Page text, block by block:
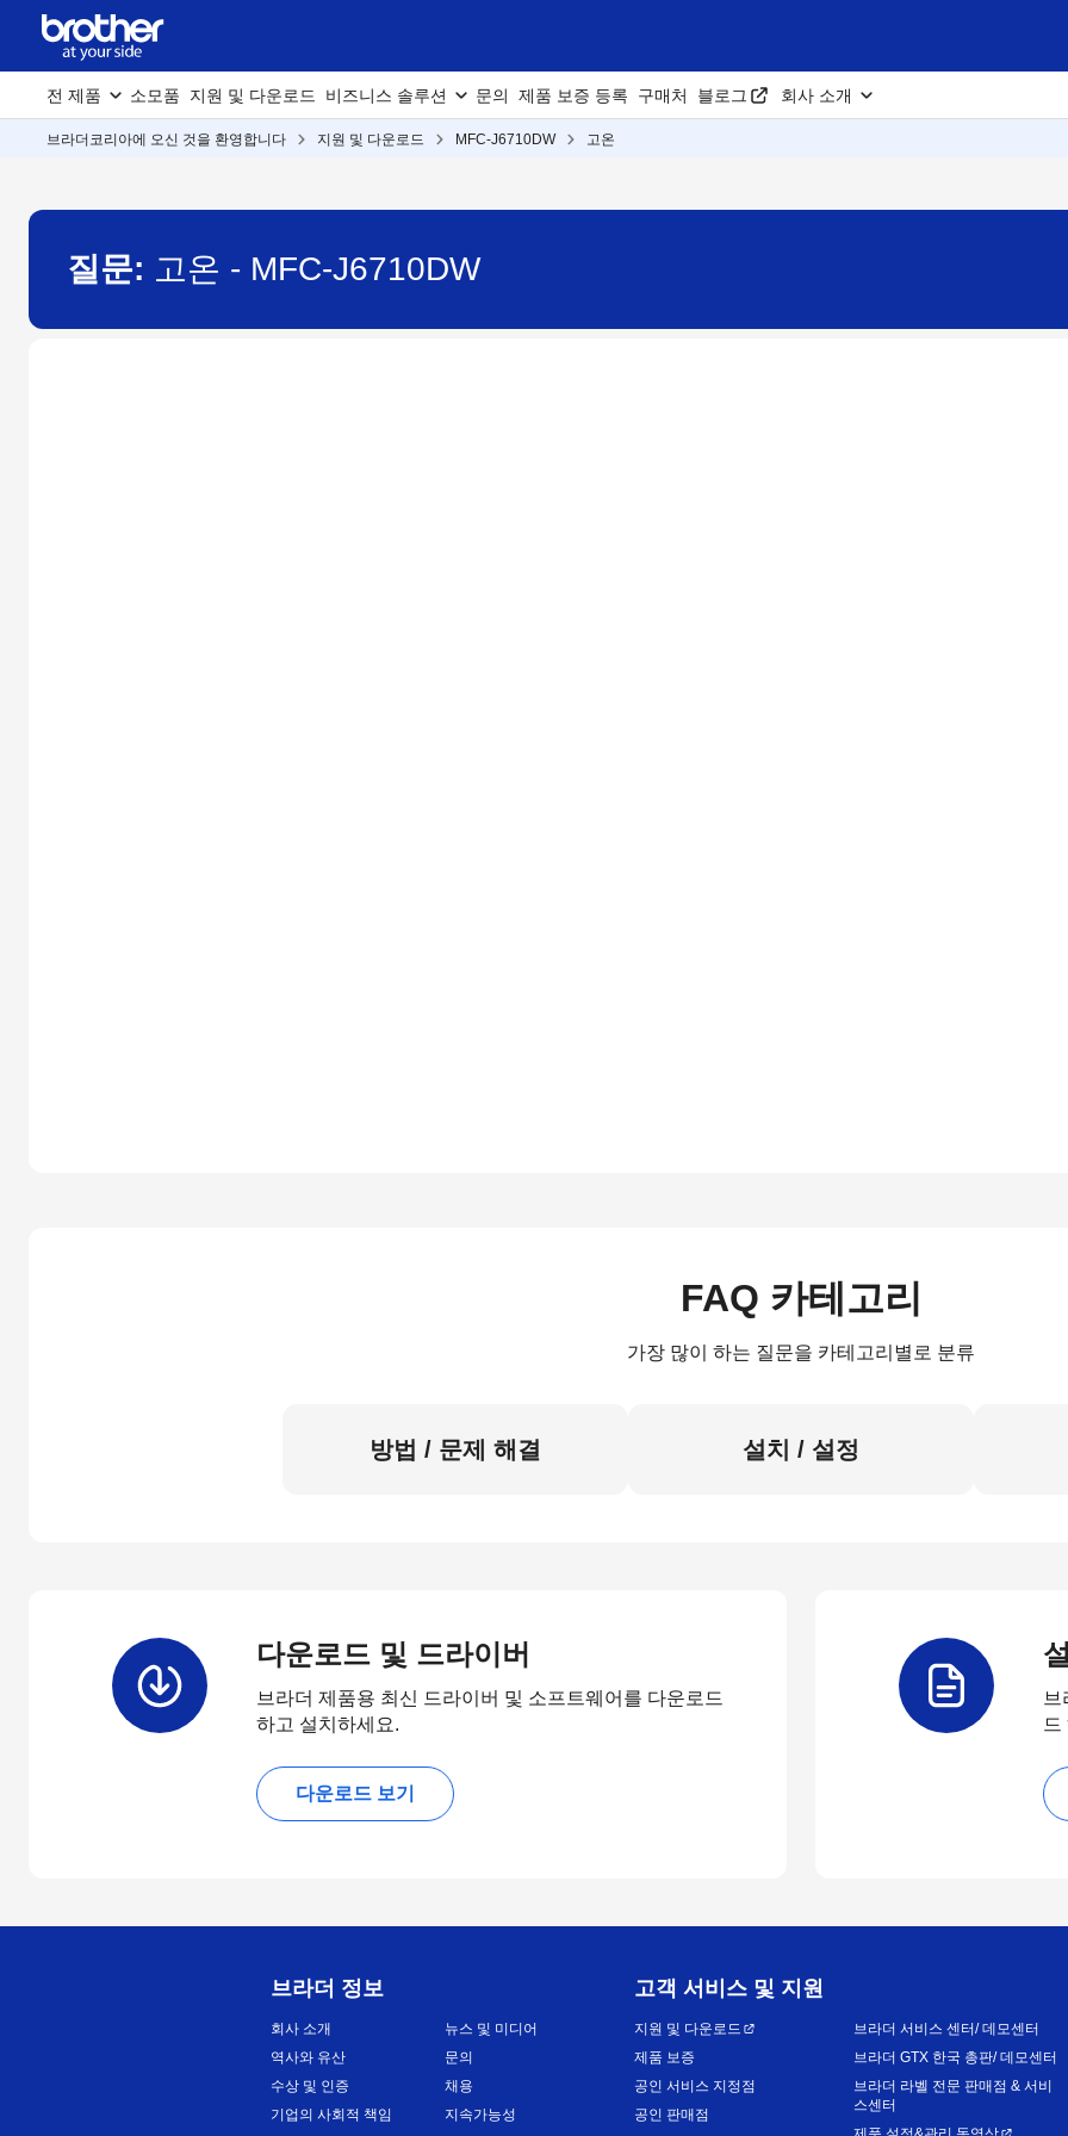
전 제품 소모품 지원 및 다운로드 비즈니스 솔루션 문의 제품 보증 등록 구매처 블로그 회사 소개
브라더코리아에 오신 것을 환영합니다 지원 및 다운로드 MFC-J6710DW 고온
질문: 고온 - MFC-J6710DW
FAQ 카테고리
가장 많이 하는 질문을 카테고리별로 분류
방법 / 문제 해결 설치 / 설정
다운로드 및 드라이버
브라더 제품용 최신 드라이버 및 소프트웨어를 다운로드
하고 설치하세요.
다운로드 보기
브라더 정보
회사 소개
역사와 유산
수상 및 인증
기업의 사회적 책임
뉴스 및 미디어
문의
채용
지속가능성
고객 서비스 및 지원
지원 및 다운로드
제품 보증
공인 서비스 지정점
공인 판매점
브라더 서비스 센터/ 데모센터
브라더 GTX 한국 총판/ 데모센터
브라더 라벨 전문 판매점 & 서비
스센터